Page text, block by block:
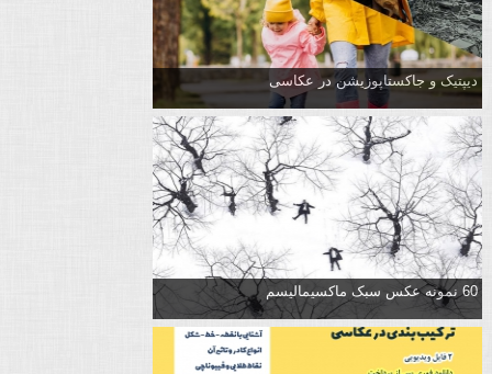
دیپتیک و جاکستا‌پوزیشن در عکاسی
60 نمونه عکس سبک ماکسیمالیسم